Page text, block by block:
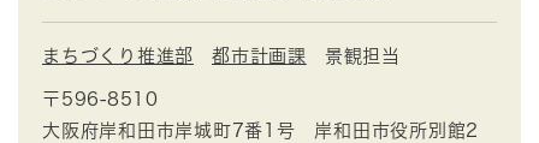
まちづくり推進部 都市計画課 景観担当
〒596-8510
大阪府岸和田市岸城町7番1号 岸和田市役所別館2